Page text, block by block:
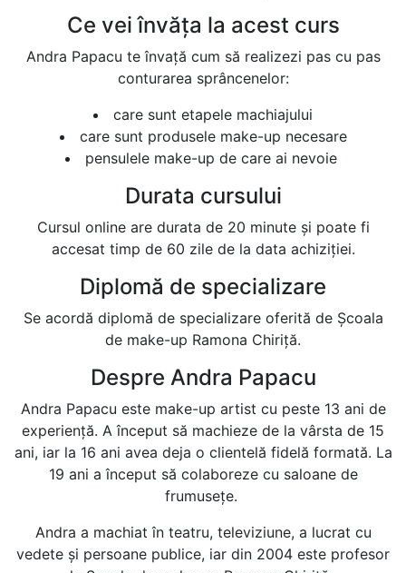
Ce vei învăța la acest curs
Andra Papacu te învață cum să realizezi pas cu pas
conturarea sprâncenelor:
care sunt etapele machiajului
care sunt produsele make-up necesare
pensulele make-up de care ai nevoie
Durata cursului
Cursul online are durata de 20 minute și poate fi
accesat timp de 60 zile de la data achiziției.
Diplomă de specializare
Se acordă diplomă de specializare oferită de Școala
de make-up Ramona Chiriță.
Despre Andra Papacu
Andra Papacu este make-up artist cu peste 13 ani de
experiență. A început să machieze de la vârsta de 15
ani, iar la 16 ani avea deja o clientelă fidelă formată. La
19 ani a început să colaboreze cu saloane de
frumusețe.
Andra a machiat în teatru, televiziune, a lucrat cu
vedete și persoane publice, iar din 2004 este profesor